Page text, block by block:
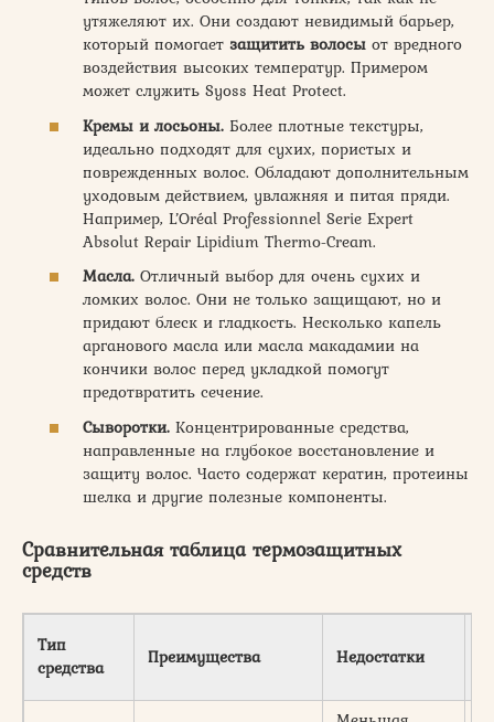
утяжеляют их. Они создают невидимый барьер,
который помогает защитить волосы от вредного
воздействия высоких температур. Примером
может служить Syoss Heat Protect.
Кремы и лосьоны. Более плотные текстуры,
идеально подходят для сухих, пористых и
поврежденных волос. Обладают дополнительным
уходовым действием, увлажняя и питая пряди.
Например, L’Oréal Professionnel Serie Expert
Absolut Repair Lipidium Thermo-Cream.
Масла. Отличный выбор для очень сухих и
ломких волос. Они не только защищают, но и
придают блеск и гладкость. Несколько капель
арганового масла или масла макадамии на
кончики волос перед укладкой помогут
предотвратить сечение.
Сыворотки. Концентрированные средства,
направленные на глубокое восстановление и
защиту волос. Часто содержат кератин, протеины
шелка и другие полезные компоненты.
Сравнительная таблица термозащитных
средств
Тип
средства
Преимущества Недостатки